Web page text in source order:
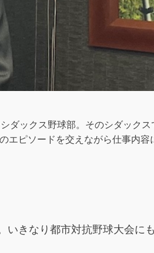
ダックス野球部。そのシダック
ピソードを交えながら仕事内容
きなり都市対抗野球大会に